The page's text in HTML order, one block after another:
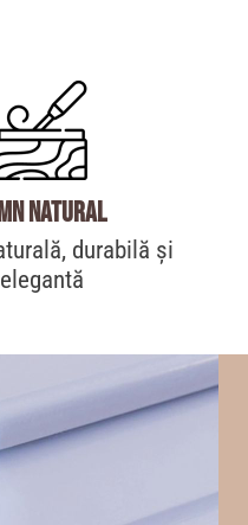
natural
durabilă și
elegantă